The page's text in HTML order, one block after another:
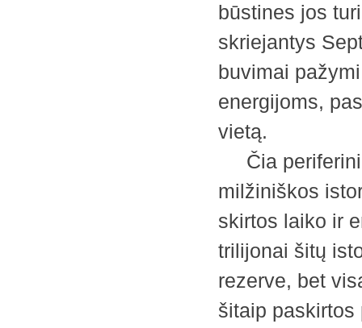
būstines jos
skriejantys
buvimai
energijoms,
vietą.
Čia
milžiniškos
skirtos laiko ir
trilijonai šitų
rezerve, bet
šitaip paskirtos